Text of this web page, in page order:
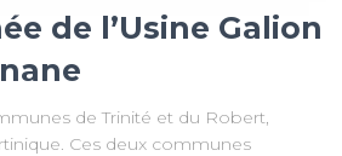
de l’Usine Galion
de Trinité et du Robert,
Ces deux communes